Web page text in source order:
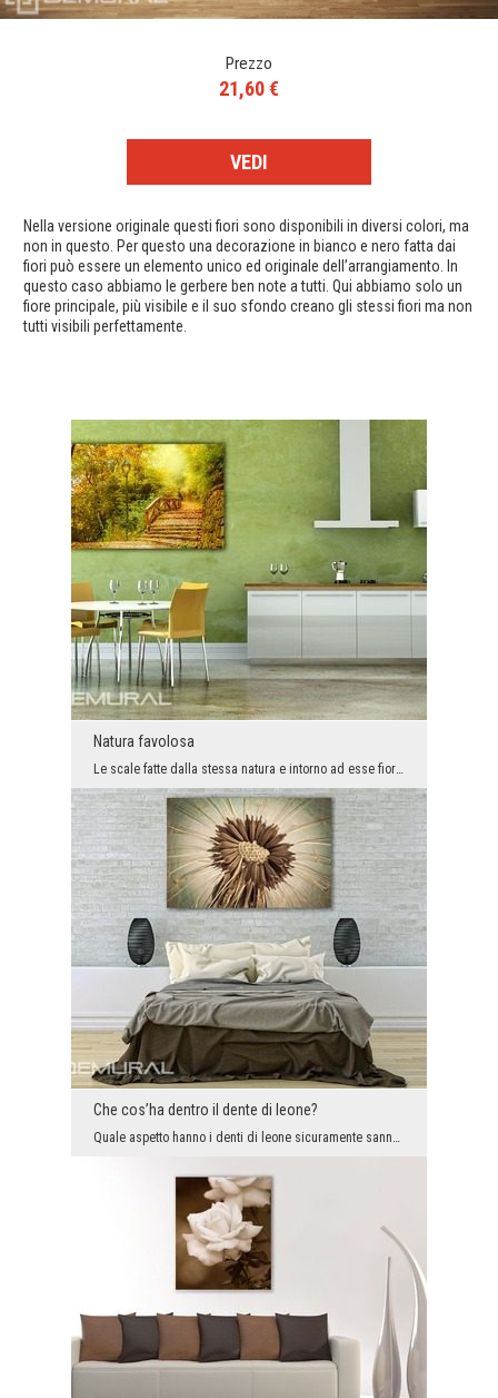
Prezzo
21,60 €
VEDI
Nella versione originale questi fiori sono disponibili in diversi colori, ma
non in questo. Per questo una decorazione in bianco e nero fatta dai
fiori può essere un elemento unico ed originale dell’arrangiamento. In
questo caso abbiamo le gerbere ben note a tutti. Qui abbiamo solo un
fiore principale, più visibile e il suo sfondo creano gli stessi fiori ma non
tutti visibili perfettamente.
Natura favolosa
Che cos’ha dentro il dente di leone?